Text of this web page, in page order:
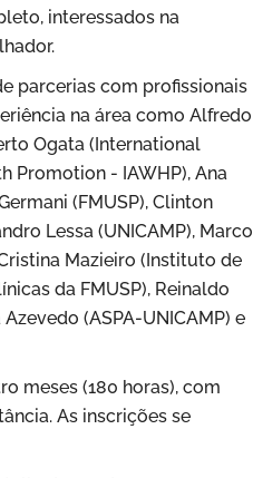
interessados na
parcerias com profissionais
na área como Alfredo
Ogata (International
Promotion - IAWHP), Ana
(FMUSP), Clinton
Lessa (UNICAMP), Marco
Mazieiro (Instituto de
da FMUSP), Reinaldo
(ASPA-UNICAMP) e
meses (180 horas), com
As inscrições se